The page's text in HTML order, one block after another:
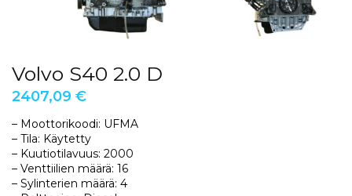
Volvo S40 2.0 D
2407,09 €
– Moottorikoodi: UFMA
– Tila: Käytetty
– Kuutiotilavuus: 2000
– Venttiilien määrä: 16
– Sylinterien määrä: 4